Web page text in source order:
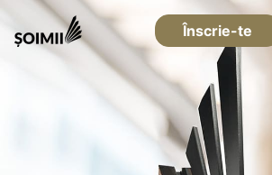
Înscrie-te